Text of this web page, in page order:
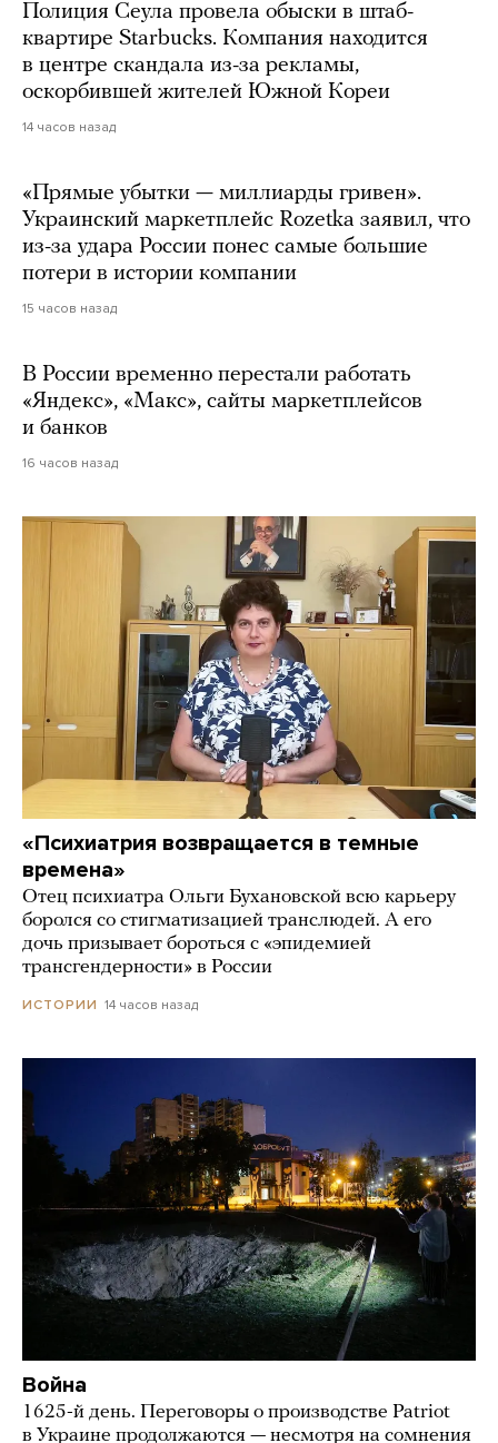
Полиция Сеула провела обыски в штаб-
квартире Starbucks. Компания находится
в центре скандала из-за рекламы,
оскорбившей жителей Южной Кореи
14 часов назад
«Прямые убытки — миллиарды гривен».
Украинский маркетплейс Rozetka заявил, что
из-за удара России понес самые большие
потери в истории компании
15 часов назад
В России временно перестали работать
«Яндекс», «Макс», сайты маркетплейсов
и банков
16 часов назад
«Психиатрия возвращается в темные
времена»
Отец психиатра Ольги Бухановской всю карьеру
боролся со стигматизацией транслюдей. А его
дочь призывает бороться с «эпидемией
трансгендерности» в России
ИСТОРИИ 14 часов назад
Война
1625-й день. Переговоры о производстве Patriot
в Украине продолжаются — несмотря на сомнения